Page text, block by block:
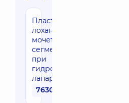
Пластика
лоханочно-
мочеточникового
сегмента почки
при
гидронефрозе
лапароскопически
76300 грн